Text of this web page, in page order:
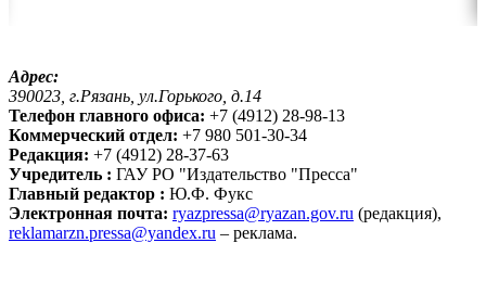
Адрес:
390023, г.Рязань, ул.Горького, д.14
Телефон главного офиса: +7 (4912) 28-98-13
Коммерческий отдел: +7 980 501-30-34
Редакция: +7 (4912) 28-37-63
Учредитель : ГАУ РО "Издательство "Пресса"
Главный редактор : Ю.Ф. Фукс
Электронная почта: ryazpressa@ryazan.gov.ru (редакция),
reklamarzn.pressa@yandex.ru – реклама.